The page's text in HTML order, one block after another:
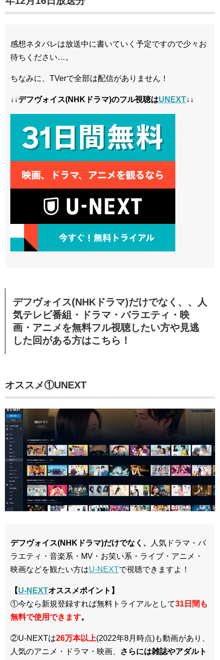
感想ネタバレは放送中に書いていく予定ですので少々お
待ちください…。
ちなみに、TVerで全部は配信がありません！
↓↓デフヴォイス(NHKドラマ)のフル視聴はUNEXT↓↓
デフヴォイス(NHKドラマ)だけでなく、、人
気テレビ番組・ドラマ・バラエティ・映
画・アニメを無料フル視聴したい方や見逃
した回がある方はこちら！
オススメ①UNEXT
デフヴォイス(NHKドラマ)だけでなく、
人気ドラマ・バ
ラエティ・音楽系・MV・お笑い系・ライブ・アニメ・
映画などを観たい方はU-NEXTで視聴できますよ！
【U-NEXTオススメポイント】
①今なら新規登録すれば無料トライアルとして31日間も
無料で使用できます。
②U-NEXTは26万本以上(2022年8月時点)も動画があり、
人気のアニメ・ドラマ・映画、
さらには雑誌やアダルト